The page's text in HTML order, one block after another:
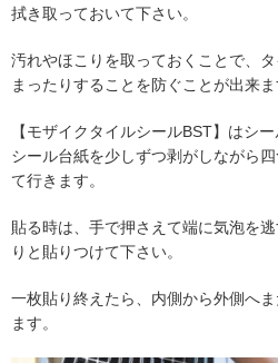
拭き取っておいて下さい。
汚れやほこりを取っておくことで、
まったりすることを防ぐことが出来ま
【モザイクタイルシールBST】はシ
シール台紙を少しずつ剥がしながら
て行きます。
貼る時は、手で押さえて端に気泡を
りと貼りつけて下さい。
一枚貼り終えたら、内側から外側へ
ます。